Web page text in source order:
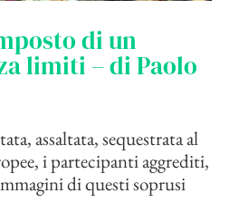
di un
limiti – di Paolo
assaltata, sequestrata al
i partecipanti aggrediti,
di questi soprusi